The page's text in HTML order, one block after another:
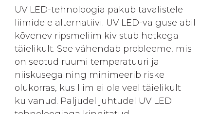
UV LED-tehnoloogia pakub tavalistele
liimidele alternatiivi. UV LED-valguse abil
kõvenev ripsmeliim kivistub hetkega
täielikult. See vähendab probleeme, mis
on seotud ruumi temperatuuri ja
niiskusega ning minimeerib riske
olukorras, kus liim ei ole veel täielikult
kuivanud. Paljudel juhtudel UV LED